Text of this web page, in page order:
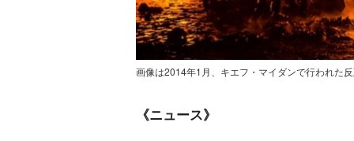
画像は2014年1月、キエフ・マイダンで行われた
《ニュース》